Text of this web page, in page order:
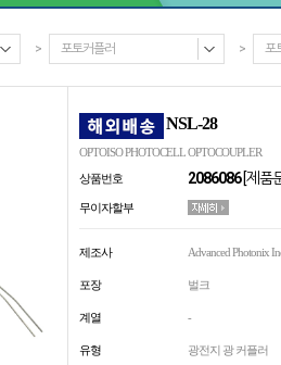
> 포토커플러 > 포
NSL-28
OPTOISO PHOTOCELL OPTOCOUPLER
상품번호
2086086[제품
무이자할부
제조사 Advanced Photonix
포장 벌크
계열 -
유형 광전지 광 커플러